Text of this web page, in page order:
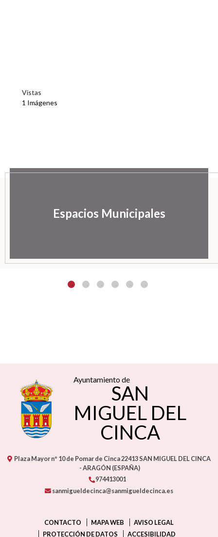
Vistas
1 Imágenes
Espacios Municipales
Ayuntamiento de
SAN
MIGUEL DEL
CINCA
Plaza Mayor nº 10 de Pomar de Cinca22413SAN MIGUEL DEL CINCA
- ARAGÓN (ESPAÑA)
974413001
sanmigueldecinca@sanmigueldecinca.es
CONTACTO MAPA WEB
AVISO LEGAL
PROTECCIÓN DE DATOS
ACCESIBILIDAD